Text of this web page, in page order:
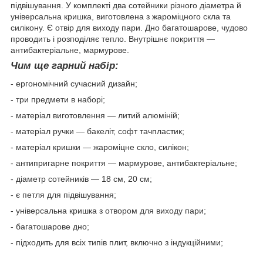
підвішування. У комплекті два сотейники різного діаметра й
універсальна кришка, виготовлена з жароміцного скла та
силікону. Є отвір для виходу пари. Дно багатошарове, чудово
проводить і розподіляє тепло. Внутрішнє покриття —
антибактеріальне, мармурове.
Чим ще гарний набір:
- ергономічний сучасний дизайн;
- три предмети в наборі;
- матеріал виготовлення — литий алюміній;
- матеріал ручки — бакеліт, софт тачпластик;
- матеріал кришки — жароміцне скло, силікон;
- антипригарне покриття — мармурове, антибактеріальне;
- діаметр сотейників — 18 см, 20 см;
- є петля для підвішування;
- універсальна кришка з отвором для виходу пари;
- багатошарове дно;
- підходить для всіх типів плит, включно з індукційними;